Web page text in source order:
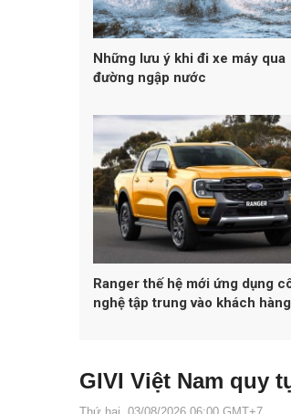
Những lưu ý khi đi xe máy qua
đường ngập nước
Ranger thế hệ mới ứng dụng
nghệ tập trung vào khách hàng
GIVI Việt Nam quy